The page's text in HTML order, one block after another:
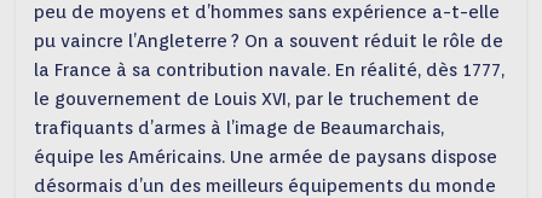
peu de moyens et d’hommes sans expérience a-t-elle
pu vaincre l’Angleterre ? On a souvent réduit le rôle de
la France à sa contribution navale. En réalité, dès 1777,
le gouvernement de Louis XVI, par le truchement de
trafiquants d’armes à l’image de Beaumarchais,
équipe les Américains. Une armée de paysans dispose
désormais d’un des meilleurs équipements du monde